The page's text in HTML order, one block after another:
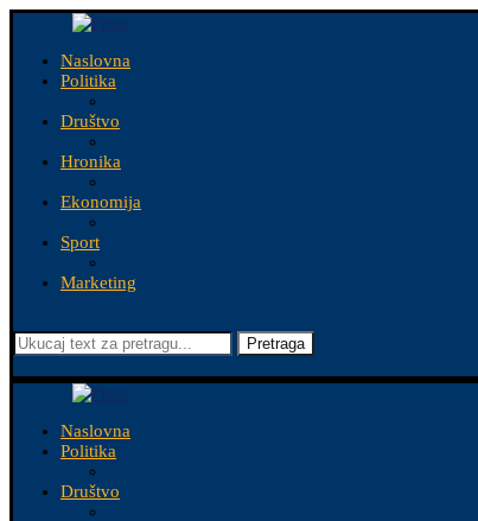
Naslovna
Politika
Društvo
Hronika
Ekonomija
Sport
Marketing
Pretraga
Naslovna
Politika
Društvo